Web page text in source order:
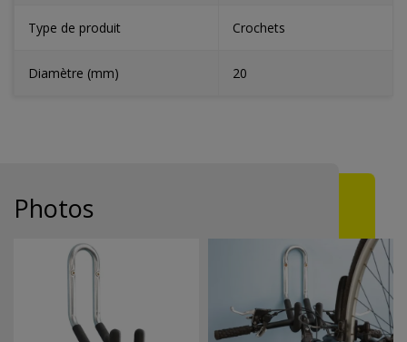
Type de produit Crochets
Diamètre (mm) 20
Photos